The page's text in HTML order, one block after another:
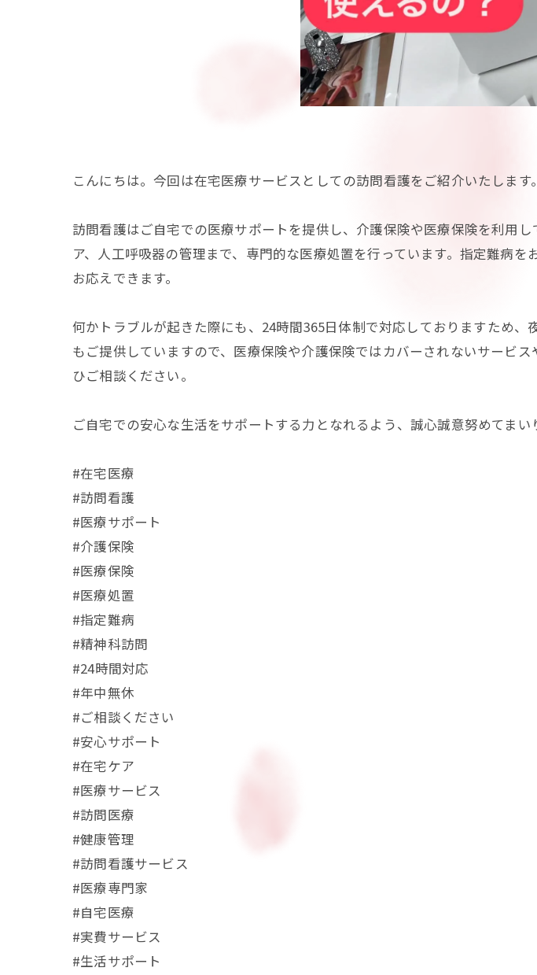
こんにちは。今回は在宅医療サービスとしての訪問看護をご紹介いたします。
訪問看護はご自宅での医療サポートを提供し、介護保険や医療保険を利用
ア、人工呼吸器の管理まで、専門的な医療処置を行っています。指定難病
お応えできます。
何かトラブルが起きた際にも、24時間365日体制で対応しておりますため
もご提供していますので、医療保険や介護保険ではカバーされないサービ
ひご相談ください。
ご自宅での安心な生活をサポートする力となれるよう、誠心誠意努めてまい
#在宅医療
#訪問看護
#医療サポート
#介護保険
#医療保険
#医療処置
#指定難病
#精神科訪問
#24時間対応
#年中無休
#ご相談ください
#安心サポート
#在宅ケア
#医療サービス
#訪問医療
#健康管理
#訪問看護サービス
#医療専門家
#自宅医療
#実費サービス
#生活サポート